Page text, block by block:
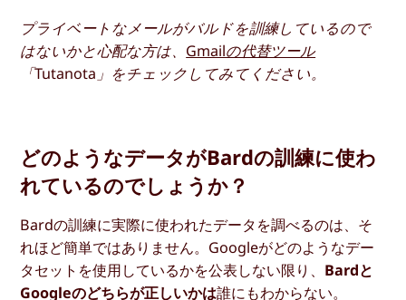
プライベートなメールがバルドを訓練しているので
はないかと心配な方は、 Gmailの代替ツール
「Tutanota」をチェックしてみてください。
どのようなデータがBardの訓練に使わ
れているのでしょうか？
Bardの訓練に実際に使われたデータを調べるのは、そ
れほど簡単ではありません。Googleがどのようなデー
タセットを使用しているかを公表しない限り、 Bardと
Googleのどちらが正しいかは誰にもわからない。